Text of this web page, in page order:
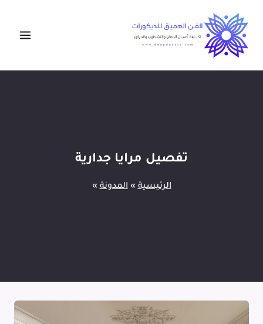
المحتوى
تفصيل مرايا جدارية
الرئيسية»المدونة»